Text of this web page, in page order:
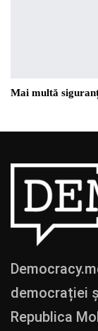
Mai multă
democrației
Republica